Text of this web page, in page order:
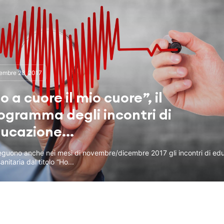
28, 2017
a cuore il mio cuore”, il
degli incontri di
anche nei mesi di novembre/dicembre 2017 gli incontri di
dal titolo “Ho...